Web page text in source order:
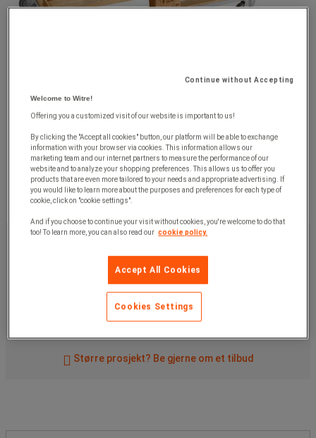
1 560,00 krekskl. mva
Kjøp nå
Større prosjekt? Be gjerne om et tilbud
Continue without Accepting
Welcome to Witre!
Offering you a customized visit of our website is important to us!
By clicking the "Accept all cookies" button, our platform will be able to exchange
information with your browser via cookies. This information allows our
marketing team and our internet partners to measure the performance of our
website and to analyze your shopping preferences. This allows us to offer you
products that are even more tailored to your needs and appropriate advertising. If
you would like to learn more about the purposes and preferences for each type of
cookie, click on "cookie settings".
And if you choose to continue your visit without cookies, you're welcome to do that
too! To learn more, you can also read our cookie policy.
Accept All Cookies
Cookies Settings